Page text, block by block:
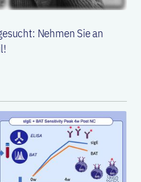
Nehmen Sie an